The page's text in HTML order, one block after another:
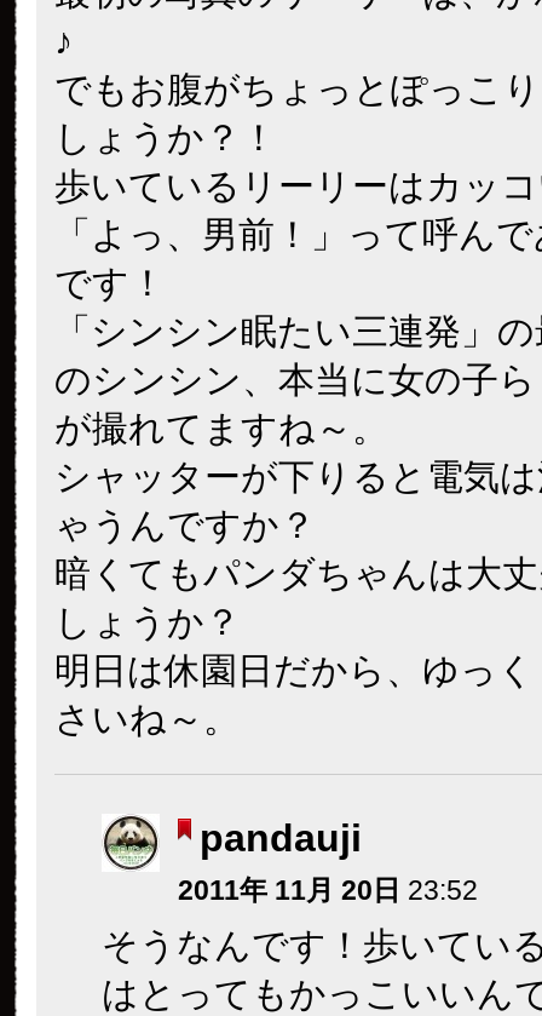
♪
でもお腹がちょっとぽっこ
しょうか？！
歩いているリーリーはカッ
「よっ、男前！」って呼ん
です！
「シンシン眠たい三連発」
のシンシン、本当に女の子
が撮れてますね～。
シャッターが下りると電気
ゃうんですか？
暗くてもパンダちゃんは大
しょうか？
明日は休園日だから、ゆっ
さいね～。
pandauji
2011年 11月 20日 23:52
そうなんです！歩いてい
はとってもかっこいいん